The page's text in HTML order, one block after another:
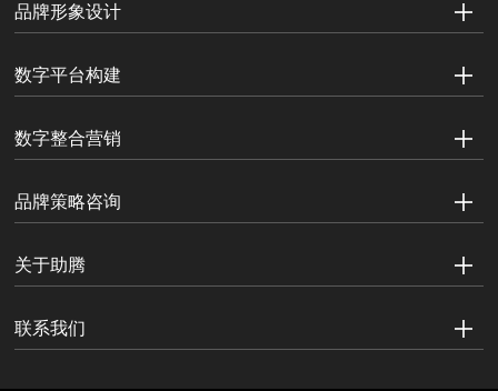
品牌形象设计
数字平台构建
数字整合营销
品牌策略咨询
关于助腾
联系我们